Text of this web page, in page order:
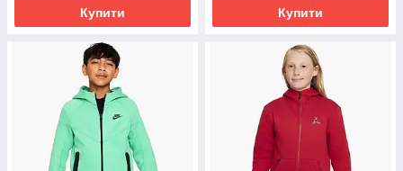
Купити Купити